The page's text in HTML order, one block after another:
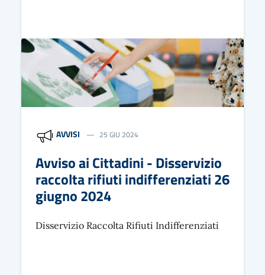
AVVISI 25 GIU 2024
Avviso ai Cittadini - Disservizio
raccolta rifiuti indifferenziati 26
giugno 2024
Disservizio Raccolta Rifiuti Indifferenziati